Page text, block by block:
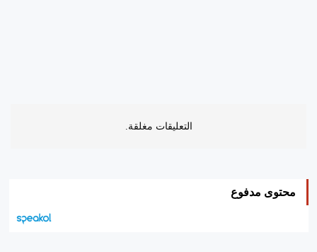
التعليقات مغلقة.
محتوى مدفوع